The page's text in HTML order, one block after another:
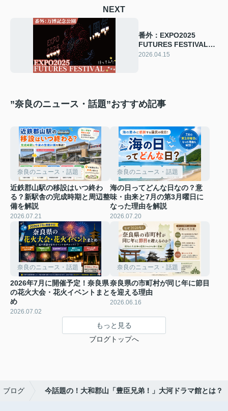
NEXT
番外：EXPO2025
FUTURES FESTIVALで
ドローンショーを見てき
2026.04.15
”奈良のニュース・話題”おすすめ記事
奈良のニュース・話題
近鉄郡山駅の移設はいつ終わ
る？新駅舎の完成時期と周辺整
備を解説
2026.07.21
奈良のニュース・話題
海の日ってどんな日なの？意
味・由来と7月の第3月曜日に
なった理由を解説
2026.07.20
奈良のニュース・話題
2026年7月に開催予定！奈良県
の花火大会・花火イベントまと
め
2026.07.02
奈良のニュース・話題
奈良県の市町村が同じ年に節目
を迎える理由
2026.06.16
もっと見る
ブログトップへ
ブログ 今話題の！大和郡山「豊臣兄弟！」大河ドラマ館とは？